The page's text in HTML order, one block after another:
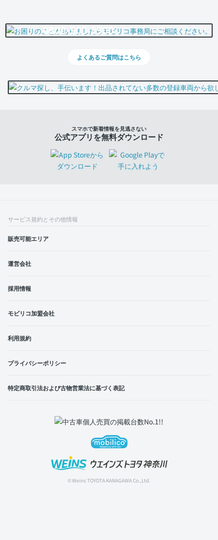
0800-500-5500
よくあるご質問はこちら
スマホで新着情報を見逃さない
公式アプリを無料ダウンロード
サービス規約とその他情報
販売可能エリア
運営会社
採用情報
モビリコ加盟会社
利用規約
プライバシーポリシー
特定商取引法および古物営業法に基づく表記
© Weins TOYOTA KANAGAWA Co.,Ltd.